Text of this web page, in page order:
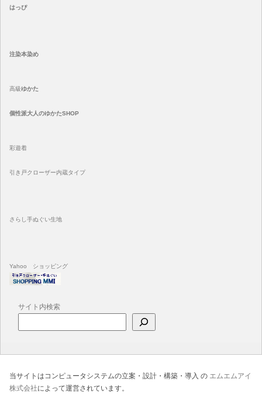
はっぴ
注染本染め
高級ゆかた
個性派大人のゆかたSHOP
彩遊着
引き戸クローザー内蔵タイプ
さらし手ぬぐい生地
Yahoo ショッピング
サイト内検索
当サイトはコンピュータシステムの立案・設計・構築・導入 の エムエムアイ
株式会社によって運営されています。